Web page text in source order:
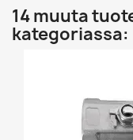
14 muuta
kategoriassa: